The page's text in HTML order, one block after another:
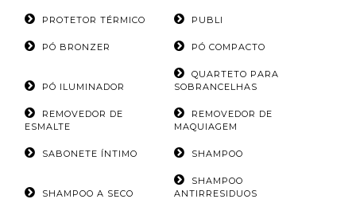
PROTETOR TÉRMICO PUBLI
PÓ BRONZER PÓ COMPACTO
PÓ ILUMINADOR
QUARTETO PARA
SOBRANCELHAS
REMOVEDOR DE
ESMALTE
REMOVEDOR DE
MAQUIAGEM
SABONETE ÍNTIMO SHAMPOO
SHAMPOO A SECO
SHAMPOO
ANTIRRESIDUOS